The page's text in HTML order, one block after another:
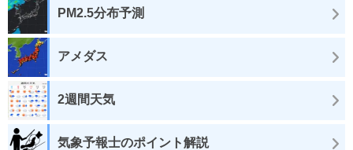
PM2.5分布予測
アメダス
2週間天気
気象予報士のポイント解説